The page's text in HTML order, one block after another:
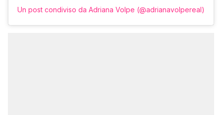
Un post condiviso da Adriana Volpe (@adrianavolpereal)